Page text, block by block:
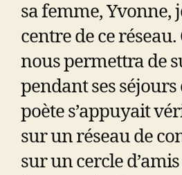
sa femme, Yvonne,
centre de ce
nous permettra de
pendant ses séjours
poète s’appuyait
sur un réseau de
sur un cercle